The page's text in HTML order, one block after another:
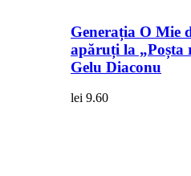
Generația O Mie
apăruți la „Poșta
Gelu Diaconu
lei 9.60